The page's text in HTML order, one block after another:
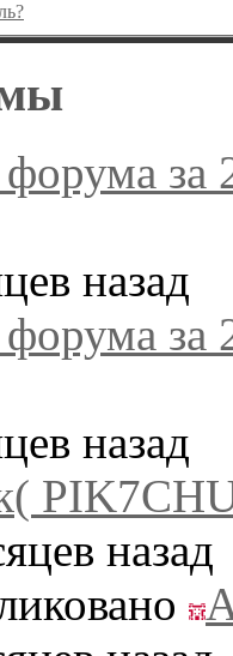
за
назад
за
назад
назад